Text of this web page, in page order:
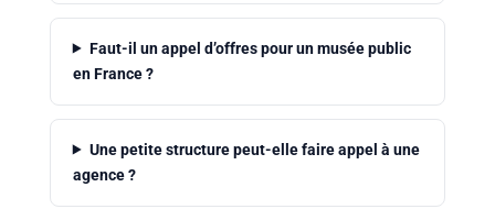
Faut-il un appel d’offres pour un musée public
en France ?
Une petite structure peut-elle faire appel à une
agence ?